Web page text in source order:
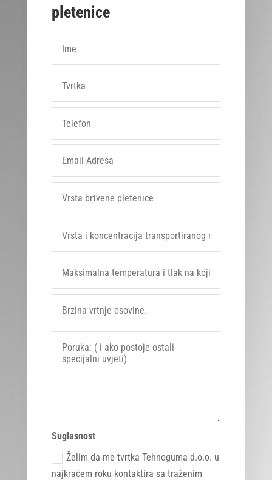
pletenice
Suglasnost
Želim da me tvrtka Tehnoguma d.o.o. u
najkraćem roku kontaktira sa traženim